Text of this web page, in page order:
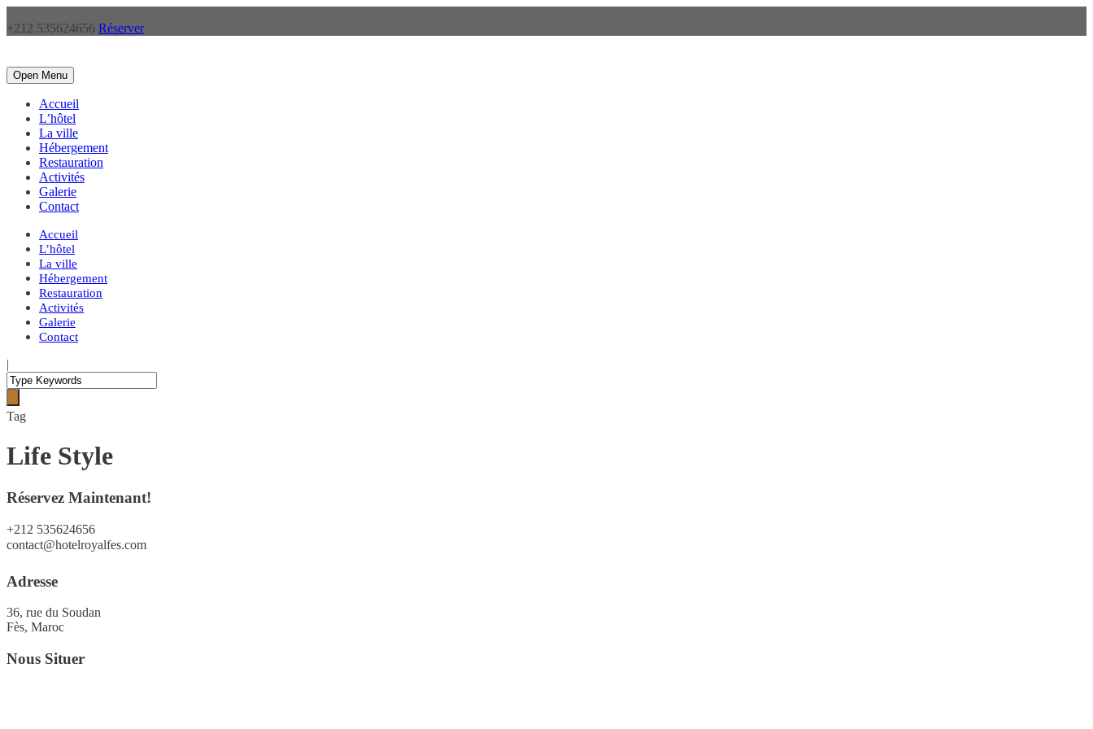
+212 535624656 Réserver
Open Menu
Accueil
L’hôtel
La ville
Hébergement
Restauration
Activités
Galerie
Contact
Accueil
L’hôtel
La ville
Hébergement
Restauration
Activités
Galerie
Contact
|
Tag
Life Style
Réservez Maintenant!
+212 535624656
contact@hotelroyalfes.com
Adresse
36, rue du Soudan
Fès, Maroc
Nous Situer